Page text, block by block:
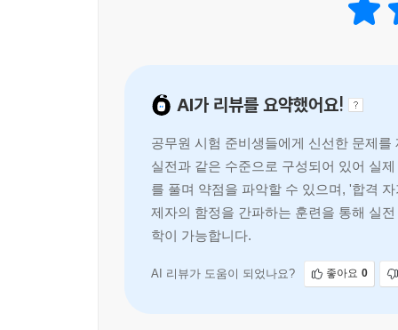
AI가 리뷰를 요약했어요!
공무원 시험 준비생들에게 신선한 문제
실전과 같은 수준으로 구성되어 있어 실
를 풀며 약점을 파악할 수 있으며, '합격
제자의 함정을 간파하는 훈련을 통해 실
학이 가능합니다.
AI 리뷰가 도움이 되었나요? 좋아요 0